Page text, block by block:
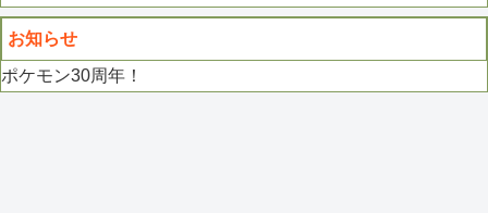
お知らせ
ポケモン30周年！